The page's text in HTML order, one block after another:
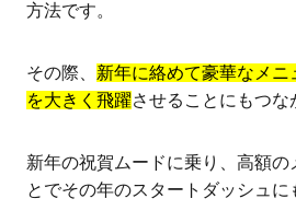
方法です。
その際、 新年に絡めて豪華なメニ
を大きく飛躍させることにもつな
新年の祝賀ムードに乗り、高額の
とでその年のスタートダッシュに